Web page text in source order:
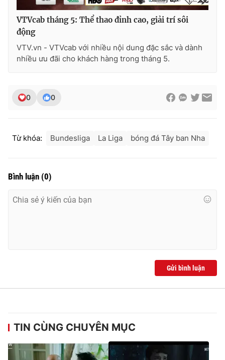
VTVcab tháng 5: Thể thao đỉnh cao, giải trí sôi
động
VTV.vn - VTVcab với nhiều nội dung đặc sắc và dành
nhiều ưu đãi cho khách hàng trong tháng 5.
0 0
Từ khóa: Bundesliga La Liga bóng đá Tây ban Nha
Bình luận (0)
Gửi bình luận
TIN CÙNG CHUYÊN MỤC